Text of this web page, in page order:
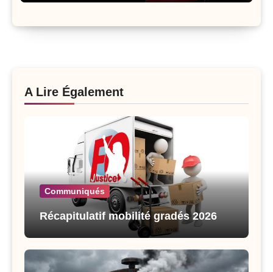
A Lire Également
Communiqués
Récapitulatif mobilité gradés 2026